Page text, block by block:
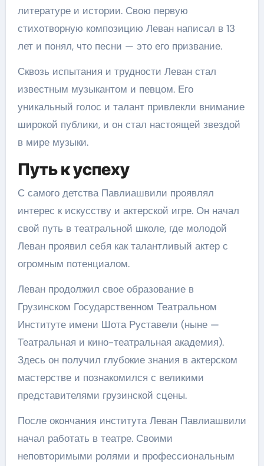
литературе и истории. Свою первую
стихотворную композицию Леван написал в 13
лет и понял, что песни — это его призвание.
Сквозь испытания и трудности Леван стал
известным музыкантом и певцом. Его
уникальный голос и талант привлекли внимание
широкой публики, и он стал настоящей звездой
в мире музыки.
Путь к успеху
С самого детства Павлиашвили проявлял
интерес к искусству и актерской игре. Он начал
свой путь в театральной школе, где молодой
Леван проявил себя как талантливый актер с
огромным потенциалом.
Леван продолжил свое образование в
Грузинском Государственном Театральном
Институте имени Шота Руставели (ныне —
Театральная и кино-театральная академия).
Здесь он получил глубокие знания в актерском
мастерстве и познакомился с великими
представителями грузинской сцены.
После окончания института Леван Павлиашвили
начал работать в театре. Своими
неповторимыми ролями и профессиональным